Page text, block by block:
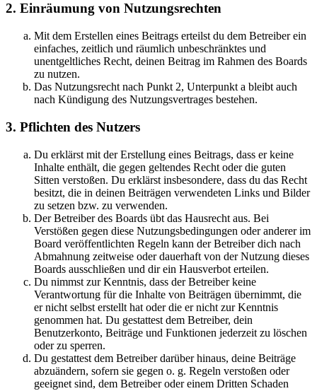
2. Einräumung von Nutzungsrechten
Mit dem Erstellen eines Beitrags erteilst du dem Betreiber ein
einfaches, zeitlich und räumlich unbeschränktes und
unentgeltliches Recht, deinen Beitrag im Rahmen des Boards
zu nutzen.
Das Nutzungsrecht nach Punkt 2, Unterpunkt a bleibt auch
nach Kündigung des Nutzungsvertrages bestehen.
3. Pflichten des Nutzers
Du erklärst mit der Erstellung eines Beitrags, dass er keine
Inhalte enthält, die gegen geltendes Recht oder die guten
Sitten verstoßen. Du erklärst insbesondere, dass du das Recht
besitzt, die in deinen Beiträgen verwendeten Links und Bilder
zu setzen bzw. zu verwenden.
Der Betreiber des Boards übt das Hausrecht aus. Bei
Verstößen gegen diese Nutzungsbedingungen oder anderer im
Board veröffentlichten Regeln kann der Betreiber dich nach
Abmahnung zeitweise oder dauerhaft von der Nutzung dieses
Boards ausschließen und dir ein Hausverbot erteilen.
Du nimmst zur Kenntnis, dass der Betreiber keine
Verantwortung für die Inhalte von Beiträgen übernimmt, die
er nicht selbst erstellt hat oder die er nicht zur Kenntnis
genommen hat. Du gestattest dem Betreiber, dein
Benutzerkonto, Beiträge und Funktionen jederzeit zu löschen
oder zu sperren.
Du gestattest dem Betreiber darüber hinaus, deine Beiträge
abzuändern, sofern sie gegen o. g. Regeln verstoßen oder
geeignet sind, dem Betreiber oder einem Dritten Schaden